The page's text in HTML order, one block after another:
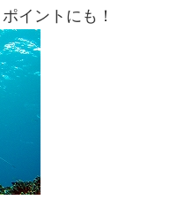
ポイントにも！